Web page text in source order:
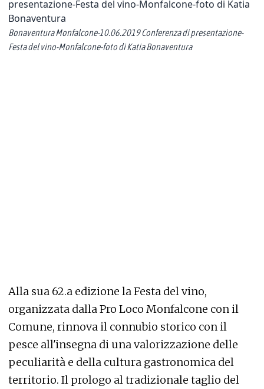
Bonaventura Monfalcone-10.06.2019 Conferenza di presentazione-
Festa del vino-Monfalcone-foto di Katia Bonaventura
Alla sua 62.a edizione la Festa del vino,
organizzata dalla Pro Loco Monfalcone con il
Comune, rinnova il connubio storico con il
pesce all'insegna di una valorizzazione delle
peculiarità e della cultura gastronomica del
territorio. Il prologo al tradizionale taglio del